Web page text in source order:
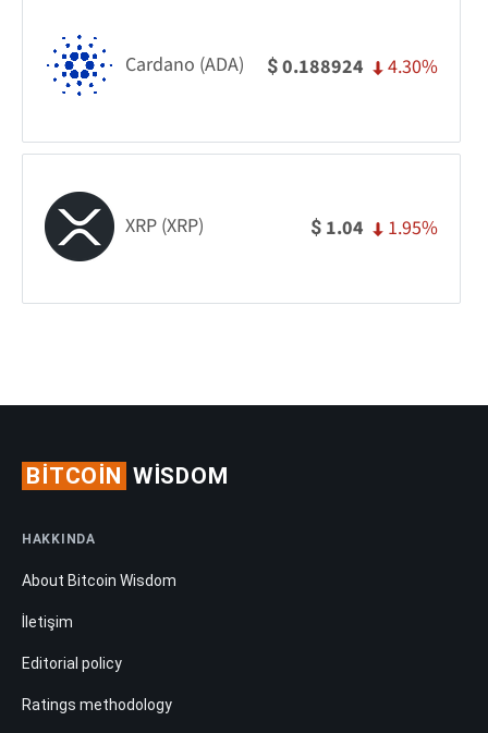
Cardano (ADA) $0.188924 4.30%
XRP (XRP) $ 1.04 1.95%
BITCOIN WISDOM
HAKKINDA
About Bitcoin Wisdom
İletişim
Editorial policy
Ratings methodology